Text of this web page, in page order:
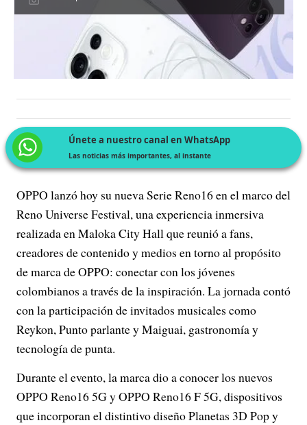
Únete a nuestro canal en WhatsApp
Las noticias más importantes, al instante
OPPO lanzó hoy su nueva Serie Reno16 en el marco del
Reno Universe Festival, una experiencia inmersiva
realizada en Maloka City Hall que reunió a fans,
creadores de contenido y medios en torno al propósito
de marca de OPPO: conectar con los jóvenes
colombianos a través de la inspiración. La jornada contó
con la participación de invitados musicales como
Reykon, Punto parlante y Maiguai, gastronomía y
tecnología de punta.
Durante el evento, la marca dio a conocer los nuevos
OPPO Reno16 5G y OPPO Reno16 F 5G, dispositivos
que incorporan el distintivo diseño Planetas 3D Pop y